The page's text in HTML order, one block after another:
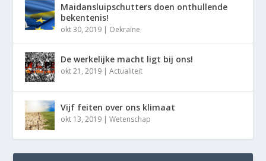
Maidansluipschutters doen onthullende
bekentenis!
okt 30, 2019 | Oekraïne
De werkelijke macht ligt bij ons!
okt 21, 2019 |Actualiteit
Vijf feiten over ons klimaat
okt 13, 2019 |Wetenschap